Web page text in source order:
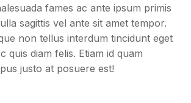
fames ac ante ipsum primis
sagittis vel ante sit amet tempor.
non tellus interdum tincidunt eget
quis diam felis. Etiam id quam
justo at posuere est!